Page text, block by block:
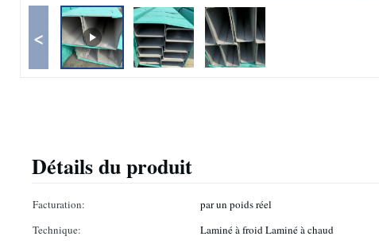
<
Détails du produit
Facturation: par un poids réel
Technique:
Laminé à froid Laminé à chaud